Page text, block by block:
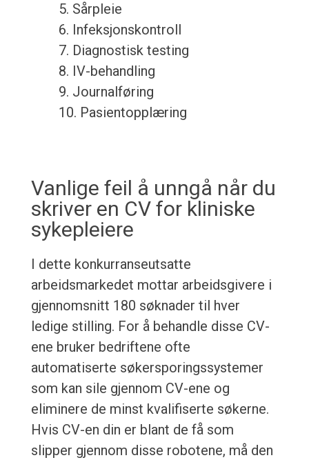
5. Sårpleie
6. Infeksjonskontroll
7. Diagnostisk testing
8. IV-behandling
9. Journalføring
10. Pasientopplæring
Vanlige feil å unngå når du
skriver en CV for kliniske
sykepleiere
I dette konkurranseutsatte
arbeidsmarkedet mottar arbeidsgivere i
gjennomsnitt 180 søknader til hver
ledige stilling. For å behandle disse CV-
ene bruker bedriftene ofte
automatiserte søkersporingssystemer
som kan sile gjennom CV-ene og
eliminere de minst kvalifiserte søkerne.
Hvis CV-en din er blant de få som
slipper gjennom disse robotene, må den